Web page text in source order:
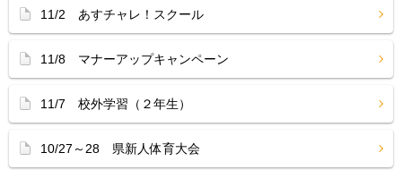
11/2 あすチャレ！スクール
11/8 マナーアップキャンペーン
11/7 校外学習（２年生）
10/27～28 県新人体育大会